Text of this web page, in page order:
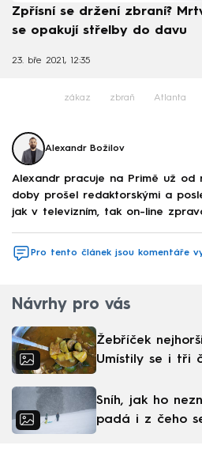
Zpřísní se držení zbraní?
se opakují střelby do davu
23. bře 2021, 12:35
zákaz zbraň Atlanta
Alexandr Božilov
Alexandr pracuje na Primě už od
doby prošel redaktorskými a
jak v televizním, tak on-line
Pro tento článek jsou komentáře
Návrhy pro vás
Žebříček
Umístily se i tři
Sníh, jak ho
padá i z čeho